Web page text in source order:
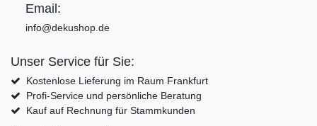
Email:
info@dekushop.de
Unser Service für Sie:
Kostenlose Lieferung im Raum Frankfurt
Profi-Service und persönliche Beratung
Kauf auf Rechnung für Stammkunden